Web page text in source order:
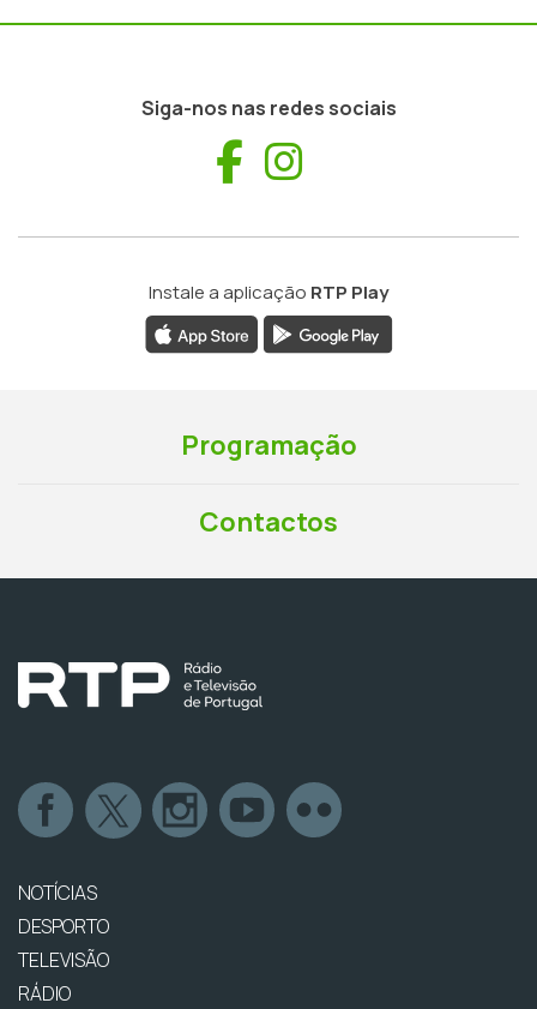
Siga-nos nas redes sociais
Facebook
Instale a aplicação RTP Play
Programação
Contactos
NOTÍCIAS
DESPORTO
TELEVISÃO
RÁDIO